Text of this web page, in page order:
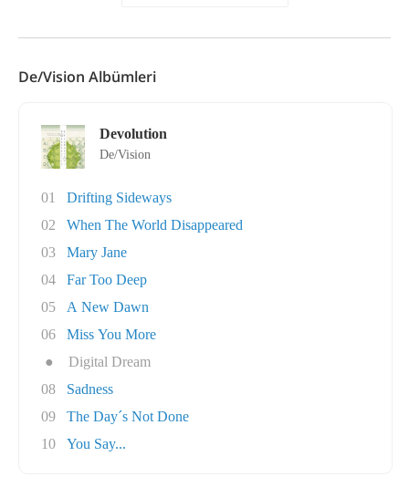
De/Vision Albümleri
Devolution
De/Vision
01
Drifting Sideways
02
When The World Disappeared
03
Mary Jane
04
Far Too Deep
05
A New Dawn
06
Miss You More
●
Digital Dream
08
Sadness
09
The Day´s Not Done
10
You Say...